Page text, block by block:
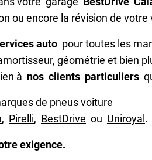
ou encore la révision de votre
auto pour toutes les
géométrie et bien
à nos clients particuliers
de pneus voiture
, Pirelli, BestDrive ou Uniroyal .
exigence.